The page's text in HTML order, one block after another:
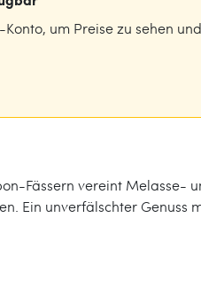
um Preise zu sehen
Fässern vereint Melasse-
Ein unverfälschter Genuss